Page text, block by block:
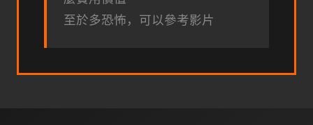
至於多恐怖，可以參考影片